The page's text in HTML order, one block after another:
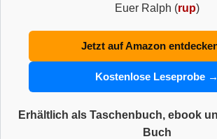
Euer Ralph (rup)
Jetzt auf Amazon
Kostenlose Leseprobe →
Erhältlich als Taschenbuch, ebook
Buch